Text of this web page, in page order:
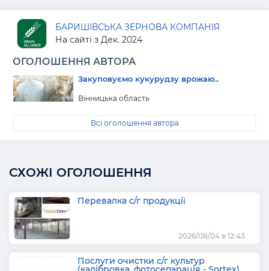
БАРИШІВСЬКА ЗЕРНОВА КОМПАНІЯ
На сайті з Дек. 2024
ОГОЛОШЕННЯ АВТОРА
Закуповуємо кукурудзу врожаю..
Вінницька область
Всі оголошення автора
СХОЖІ ОГОЛОШЕННЯ
Перевалка с/г продукції
2026/08/04 в 12:43
Послуги очистки с/г культур